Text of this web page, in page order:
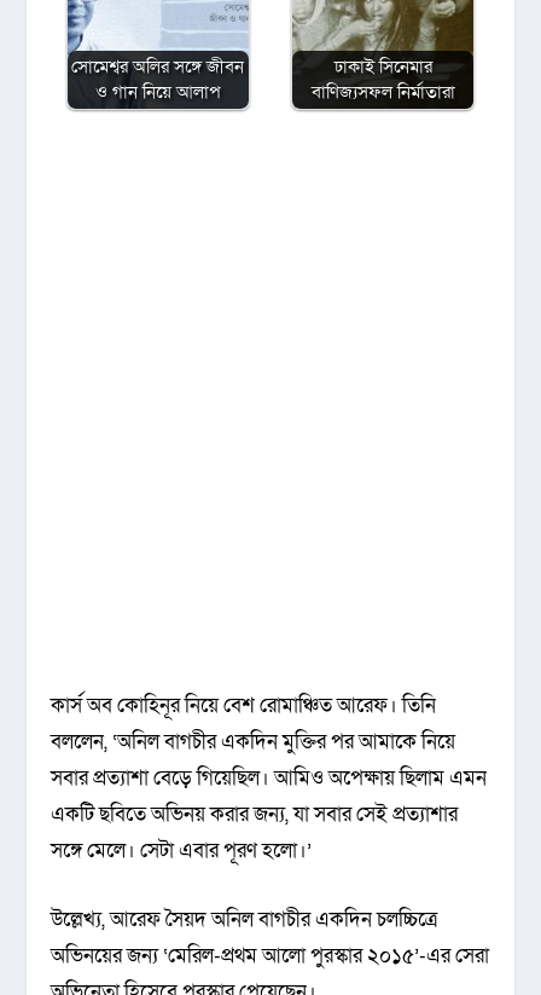
সোমেশ্বর অলির সঙ্গে জীবন
ও গান নিয়ে আলাপ
ঢাকাই সিনেমার
বাণিজ্যসফল নির্মাতারা
কার্স অব কোহিনূর নিয়ে বেশ রোমাঞ্চিত আরেফ। তিনি
বললেন, ‘অনিল বাগচীর একদিন মুক্তির পর আমাকে নিয়ে
সবার প্রত্যাশা বেড়ে গিয়েছিল। আমিও অপেক্ষায় ছিলাম এমন
একটি ছবিতে অভিনয় করার জন্য, যা সবার সেই প্রত্যাশার
সঙ্গে মেলে। সেটা এবার পূরণ হলো।’
উল্লেখ্য, আরেফ সৈয়দ অনিল বাগচীর একদিন চলচ্চিত্রে
অভিনয়ের জন্য ‘মেরিল-প্রথম আলো পুরস্কার ২০১৫’-এর সেরা